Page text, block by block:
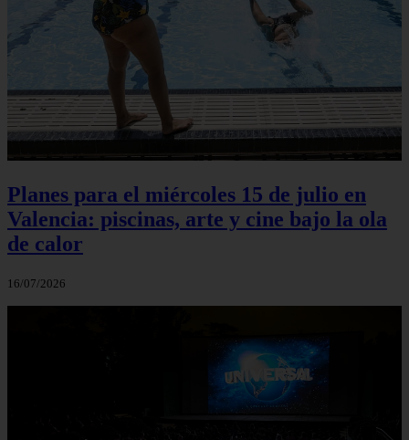
Planes para el miércoles 15 de julio en
Valencia: piscinas, arte y cine bajo la ola
de calor
16/07/2026